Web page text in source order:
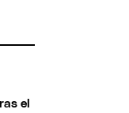
el